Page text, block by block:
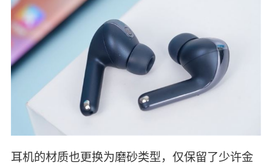
耳机的材质也更换为磨砂类型，仅保留了少许金